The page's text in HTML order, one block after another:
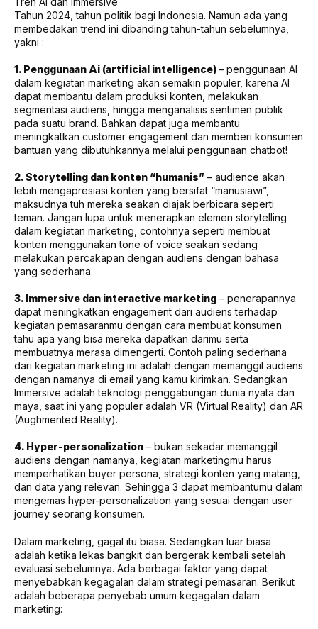
Tahun 2024, tahun politik bagi Indonesia. Namun ada yang
membedakan trend ini dibanding tahun-tahun sebelumnya,
yakni :
1. Penggunaan Ai (artificial intelligence)– penggunaan AI
dalam kegiatan marketing akan semakin populer, karena AI
dapat membantu dalam produksi konten, melakukan
segmentasi audiens, hingga menganalisis sentimen publik
pada suatu brand. Bahkan dapat juga membantu
meningkatkan customer engagement dan memberi konsumen
bantuan yang dibutuhkannya melalui penggunaan chatbot!
2. Storytelling dan konten “humanis” – audience akan
lebih mengapresiasi konten yang bersifat “manusiawi”,
maksudnya tuh mereka seakan diajak berbicara seperti
teman. Jangan lupa untuk menerapkan elemen storytelling
dalam kegiatan marketing, contohnya seperti membuat
konten menggunakan tone of voice seakan sedang
melakukan percakapan dengan audiens dengan bahasa
yang sederhana.
3. Immersive dan interactive marketing – penerapannya
dapat meningkatkan engagement dari audiens terhadap
kegiatan pemasaranmu dengan cara membuat konsumen
tahu apa yang bisa mereka dapatkan darimu serta
membuatnya merasa dimengerti. Contoh paling sederhana
dari kegiatan marketing ini adalah dengan memanggil audiens
dengan namanya di email yang kamu kirimkan. Sedangkan
Immersive adalah teknologi penggabungan dunia nyata dan
maya, saat ini yang populer adalah VR (Virtual Reality) dan AR
(Aughmented Reality).
4. Hyper-personalization – bukan sekadar memanggil
audiens dengan namanya, kegiatan marketingmu harus
memperhatikan buyer persona, strategi konten yang matang,
dan data yang relevan. Sehingga 3 dapat membantumu dalam
mengemas hyper-personalization yang sesuai dengan user
journey seorang konsumen.
Dalam marketing, gagal itu biasa. Sedangkan luar biasa
adalah ketika lekas bangkit dan bergerak kembali setelah
evaluasi sebelumnya. Ada berbagai faktor yang dapat
menyebabkan kegagalan dalam strategi pemasaran. Berikut
adalah beberapa penyebab umum kegagalan dalam
marketing: